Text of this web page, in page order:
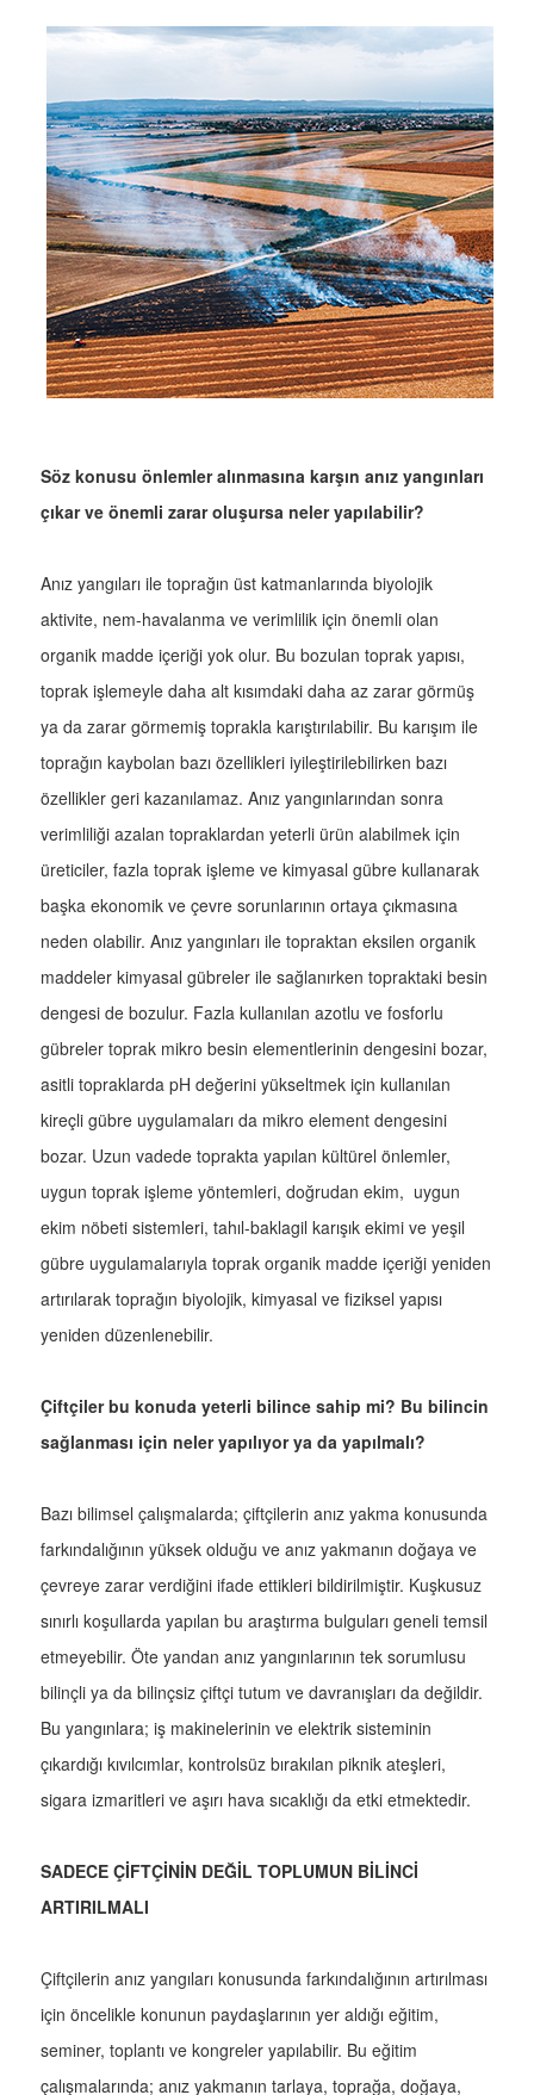
Söz konusu önlemler alınmasına karşın anız yangınları
çıkar ve önemli zarar oluşursa neler yapılabilir?
Anız yangıları ile toprağın üst katmanlarında biyolojik
aktivite, nem-havalanma ve verimlilik için önemli olan
organik madde içeriği yok olur. Bu bozulan toprak yapısı,
toprak işlemeyle daha alt kısımdaki daha az zarar görmüş
ya da zarar görmemiş toprakla karıştırılabilir. Bu karışım ile
toprağın kaybolan bazı özellikleri iyileştirilebilirken bazı
özellikler geri kazanılamaz. Anız yangınlarından sonra
verimliliği azalan topraklardan yeterli ürün alabilmek için
üreticiler, fazla toprak işleme ve kimyasal gübre kullanarak
başka ekonomik ve çevre sorunlarının ortaya çıkmasına
neden olabilir. Anız yangınları ile topraktan eksilen organik
maddeler kimyasal gübreler ile sağlanırken topraktaki besin
dengesi de bozulur. Fazla kullanılan azotlu ve fosforlu
gübreler toprak mikro besin elementlerinin dengesini bozar,
asitli topraklarda pH değerini yükseltmek için kullanılan
kireçli gübre uygulamaları da mikro element dengesini
bozar. Uzun vadede toprakta yapılan kültürel önlemler,
uygun toprak işleme yöntemleri, doğrudan ekim, uygun
ekim nöbeti sistemleri, tahıl-baklagil karışık ekimi ve yeşil
gübre uygulamalarıyla toprak organik madde içeriği yeniden
artırılarak toprağın biyolojik, kimyasal ve fiziksel yapısı
yeniden düzenlenebilir.
Çiftçiler bu konuda yeterli bilince sahip mi? Bu bilincin
sağlanması için neler yapılıyor ya da yapılmalı?
Bazı bilimsel çalışmalarda; çiftçilerin anız yakma konusunda
farkındalığının yüksek olduğu ve anız yakmanın doğaya ve
çevreye zarar verdiğini ifade ettikleri bildirilmiştir. Kuşkusuz
sınırlı koşullarda yapılan bu araştırma bulguları geneli temsil
etmeyebilir. Öte yandan anız yangınlarının tek sorumlusu
bilinçli ya da bilinçsiz çiftçi tutum ve davranışları da değildir.
Bu yangınlara; iş makinelerinin ve elektrik sisteminin
çıkardığı kıvılcımlar, kontrolsüz bırakılan piknik ateşleri,
sigara izmaritleri ve aşırı hava sıcaklığı da etki etmektedir.
SADECE ÇİFTÇİNİN DEĞİL TOPLUMUN BİLİNCİ
ARTIRILMALI
Çiftçilerin anız yangıları konusunda farkındalığının artırılması
için öncelikle konunun paydaşlarının yer aldığı eğitim,
seminer, toplantı ve kongreler yapılabilir. Bu eğitim
çalışmalarında; anız yakmanın tarlaya, toprağa, doğaya,